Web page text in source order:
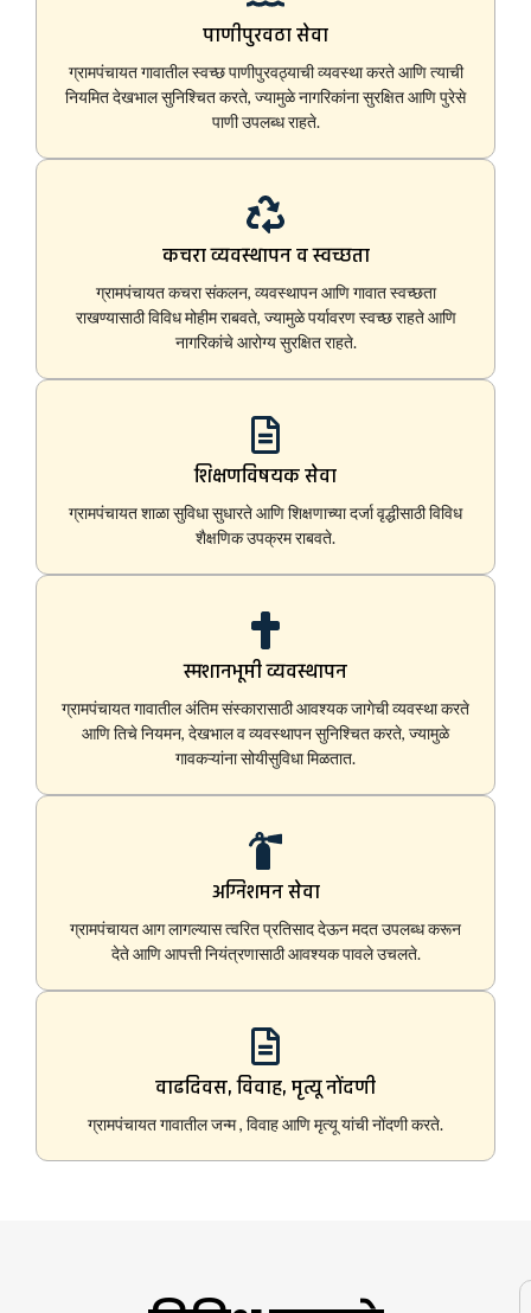
पाणीपुरवठा सेवा
ग्रामपंचायत गावातील स्वच्छ पाणीपुरवठ्याची व्यवस्था करते आणि त्याची
नियमित देखभाल सुनिश्चित करते, ज्यामुळे नागरिकांना सुरक्षित आणि पुरेसे
पाणी उपलब्ध राहते.
कचरा व्यवस्थापन व स्वच्छता
ग्रामपंचायत कचरा संकलन, व्यवस्थापन आणि गावात स्वच्छता
राखण्यासाठी विविध मोहीम राबवते, ज्यामुळे पर्यावरण स्वच्छ राहते आणि
नागरिकांचे आरोग्य सुरक्षित राहते.
शिक्षणविषयक सेवा
ग्रामपंचायत शाळा सुविधा सुधारते आणि शिक्षणाच्या दर्जा वृद्धीसाठी विविध
शैक्षणिक उपक्रम राबवते.
स्मशानभूमी व्यवस्थापन
ग्रामपंचायत गावातील अंतिम संस्कारासाठी आवश्यक जागेची व्यवस्था करते
आणि तिचे नियमन, देखभाल व व्यवस्थापन सुनिश्चित करते, ज्यामुळे
गावकऱ्यांना सोयीसुविधा मिळतात.
अग्निशमन सेवा
ग्रामपंचायत आग लागल्यास त्वरित प्रतिसाद देऊन मदत उपलब्ध करून
देते आणि आपत्ती नियंत्रणासाठी आवश्यक पावले उचलते.
वाढदिवस, विवाह, मृत्यू नोंदणी
ग्रामपंचायत गावातील जन्म , विवाह आणि मृत्यू यांची नोंदणी करते.